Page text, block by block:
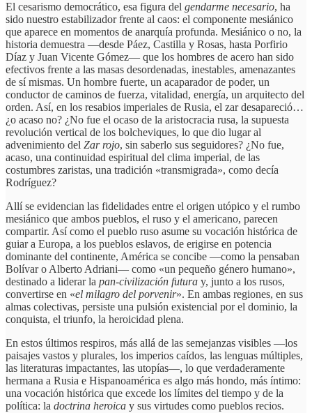
El cesarismo democrático, esa figura del gendarme necesario, ha
sido nuestro estabilizador frente al caos: el componente mesiánico
que aparece en momentos de anarquía profunda. Mesiánico o no, la
historia demuestra —desde Páez, Castilla y Rosas, hasta Porfirio
Díaz y Juan Vicente Gómez— que los hombres de acero han sido
efectivos frente a las masas desordenadas, inestables, amenazantes
de sí mismas. Un hombre fuerte, un acaparador de poder, un
conductor de caminos de fuerza, vitalidad, energía, un arquitecto del
orden. Así, en los resabios imperiales de Rusia, el zar desapareció…
¿o acaso no? ¿No fue el ocaso de la aristocracia rusa, la supuesta
revolución vertical de los bolcheviques, lo que dio lugar al
advenimiento del Zar rojo, sin saberlo sus seguidores? ¿No fue,
acaso, una continuidad espiritual del clima imperial, de las
costumbres zaristas, una tradición «transmigrada», como decía
Rodríguez?
Allí se evidencian las fidelidades entre el origen utópico y el rumbo
mesiánico que ambos pueblos, el ruso y el americano, parecen
compartir. Así como el pueblo ruso asume su vocación histórica de
guiar a Europa, a los pueblos eslavos, de erigirse en potencia
dominante del continente, América se concibe —como la pensaban
Bolívar o Alberto Adriani— como «un pequeño género humano»,
destinado a liderar la pan-civilización futura y, junto a los rusos,
convertirse en «el milagro del porvenir». En ambas regiones, en sus
almas colectivas, persiste una pulsión existencial por el dominio, la
conquista, el triunfo, la heroicidad plena.
En estos últimos respiros, más allá de las semejanzas visibles —los
paisajes vastos y plurales, los imperios caídos, las lenguas múltiples,
las literaturas impactantes, las utopías—, lo que verdaderamente
hermana a Rusia e Hispanoamérica es algo más hondo, más íntimo:
una vocación histórica que excede los límites del tiempo y de la
política: la doctrina heroica y sus virtudes como pueblos recios.